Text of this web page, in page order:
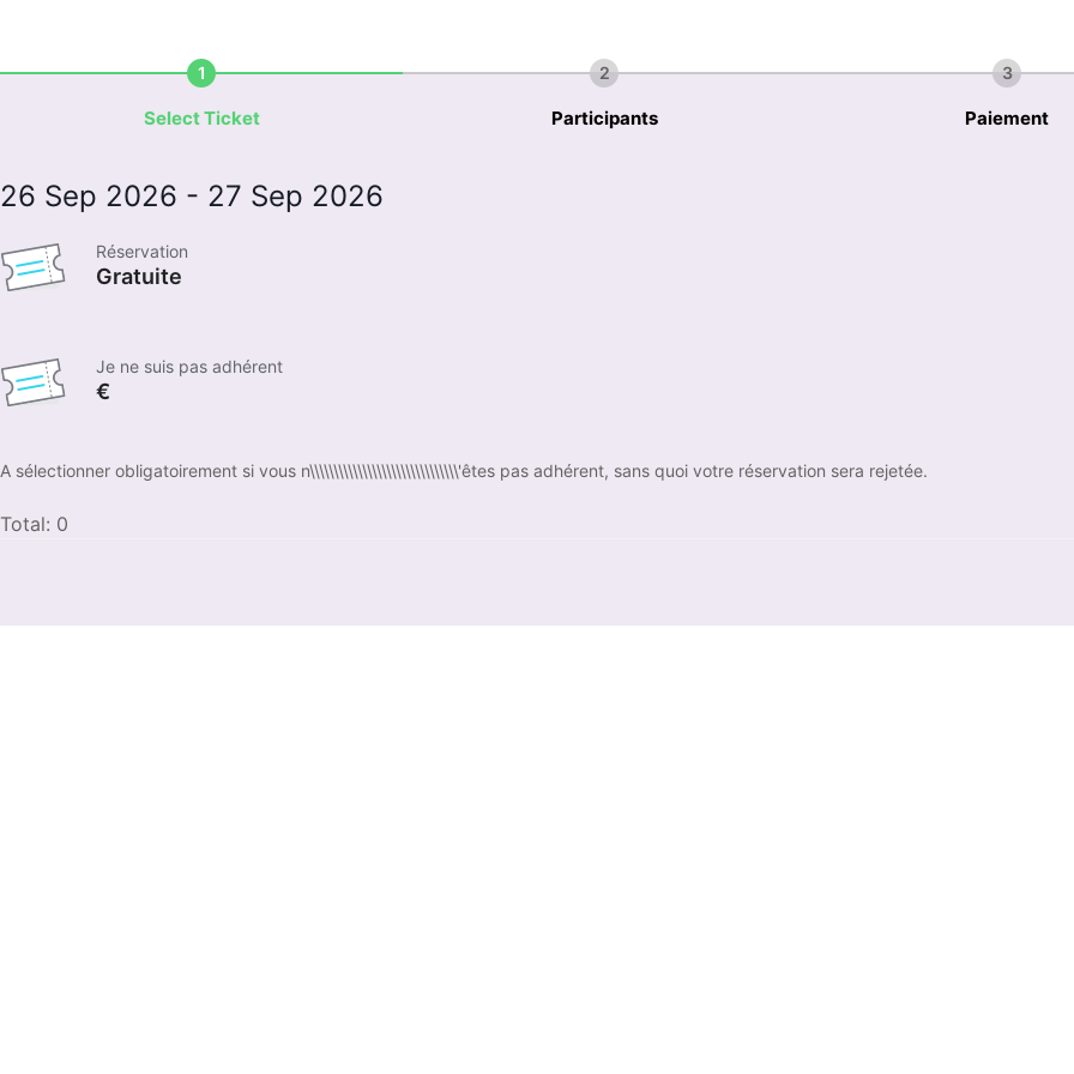
1
Select Ticket
2
Participants
3
Paiement
26 Sep 2026 - 27 Sep 2026
Réservation
Gratuite
Je ne suis pas adhérent
€
A sélectionner obligatoirement si vous n\\\\\\\\\\\\\\\\\\\\\\\\\\\\\\\'êtes pas adhérent, sans quoi votre réservation sera rejetée.
Total: 0